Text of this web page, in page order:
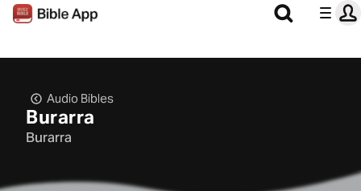
Audio Bibles
Burarra
Burarra